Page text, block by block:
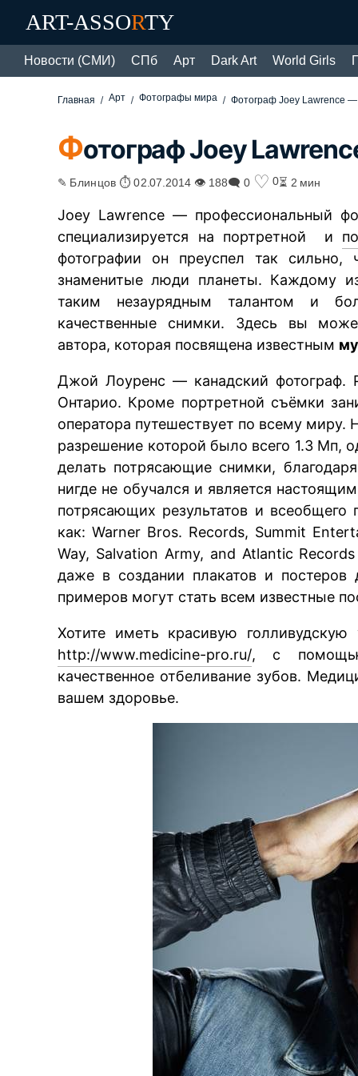
ART-ASSORTY
Новости (СМИ) СПб Арт Dark Art World Girls
Главная Арт Фотографы мира Фотограф Joey Lawrence
Фотограф Joey
✎ Блинцов ⏱ 02.07.2014 👁 188🗨 0 ♡ 0⏳ 2 мин
Joey Lawrence — профессиональный
специализируется на портретной и
фотографии он преуспел так
знаменитые люди планеты. Каждому
таким незаурядным талантом и
качественные снимки. Здесь вы
автора, которая посвящена известным
Джой Лоуренс — канадский фотограф.
Онтарио. Кроме портретной съёмки
оператора путешествует по всему
разрешение которой было всего 1.3 Мп,
делать потрясающие снимки,
нигде не обучался и является
потрясающих результатов и
как: Warner Bros. Records, Summit
Way, Salvation Army, and Atlantic
даже в создании плакатов и
примеров могут стать всем известные
Хотите иметь красивую
http://www.medicine-pro.ru/, с
качественное отбеливание зубов.
вашем здоровье.